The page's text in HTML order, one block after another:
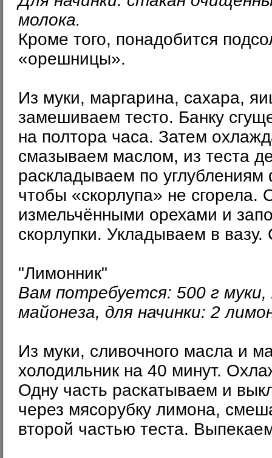
молока.
Кроме того, понадобится
«орешницы».
Из муки, маргарина, сахара,
замешиваем тесто. Банку
на полтора часа. Затем
смазываем маслом, из теста
раскладываем по
чтобы «скорлупа» не
измельчёнными орехами и
скорлупки. Укладываем в
"Лимонник"
Вам потребуется: 500 г муки,
майонеза, для начинки: 2
Из муки, сливочного масла и
холодильник на 40 минут.
Одну часть раскатываем и
через мясорубку лимона,
второй частью теста.